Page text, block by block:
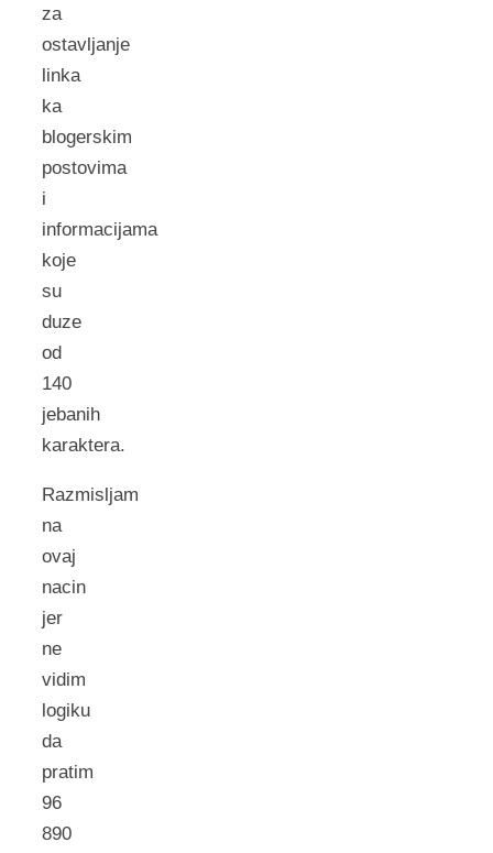
za
ostavljanje
linka
ka
blogerskim
postovima
i
informacijama
koje
su
duze
od
140
jebanih
karaktera.
Razmisljam
na
ovaj
nacin
jer
ne
vidim
logiku
da
pratim
96
890